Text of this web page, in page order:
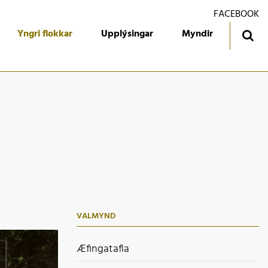
Yngri flokkar Upplýsingar Myndir
FACEBOOK
VALMYND
Æfingatafla